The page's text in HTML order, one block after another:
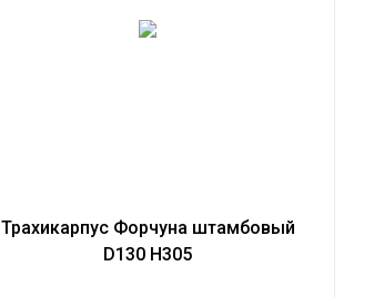
Трахикарпус Форчуна штамбовый
D130 H305